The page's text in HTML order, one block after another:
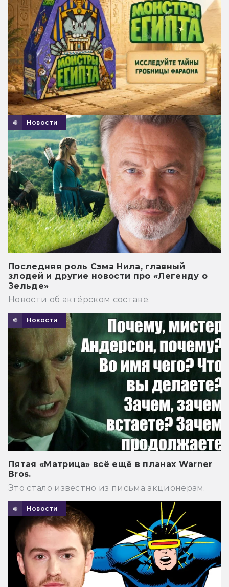
Новости
Последняя роль Сэма Нила, главный
злодей и другие новости про «Легенду о
Зельде»
Новости об актёрском составе.
Новости
Пятая «Матрица» всё ещё в планах Warner
Bros.
Это стало известно из письма акционерам.
Новости